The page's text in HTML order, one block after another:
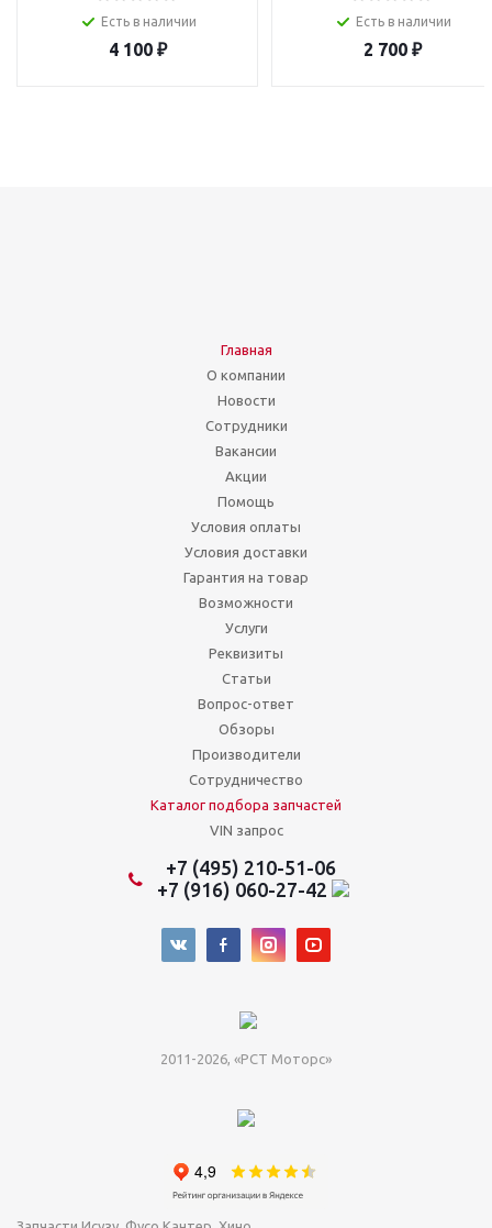
Есть в наличии
4 100₽
Есть в наличии
2 700₽
Главная
О компании
Новости
Сотрудники
Вакансии
Акции
Помощь
Условия оплаты
Условия доставки
Гарантия на товар
Возможности
Услуги
Реквизиты
Статьи
Вопрос-ответ
Обзоры
Производители
Сотрудничество
Каталог подбора запчастей
VIN запрос
+7 (495) 210-51-06
+7 (916) 060-27-42
2011-2026, «РСТ Моторс»